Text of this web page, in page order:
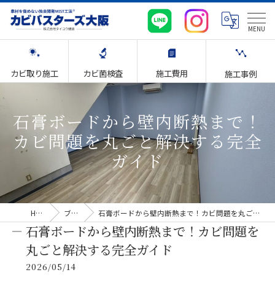
カビ取り施工 カビ菌検査 施工費用 施工事例
石膏ボードから壁内断熱まで！
カビ問題を丸ごと解決する完全
ガイド
HOME ブログ 石膏ボードから壁内断熱まで！カビ問題を丸ごと解決する完全ガイド
石膏ボードから壁内断熱まで！カビ問題を
丸ごと解決する完全ガイド
2026/05/14